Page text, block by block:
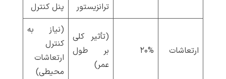
ترانزیستور
پنل کنترل
ارتعاشات ۲۰%
(تأثیر کلی
بر طول
عمر)
(نیاز به
کنترل
ارتعاشات
محیطی)